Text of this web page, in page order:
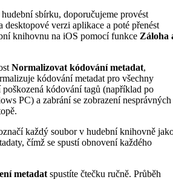
sbírku, doporučujeme provést
desktopové verzi aplikace a poté přenést
knihovnu na iOS pomocí funkce Záloha
Normalizovat kódování metadat,
kódování metadat pro všechny
kódování tagů (například po
PC) a zabrání se zobrazení nesprávných
každý soubor v hudební knihovně
čímž se spustí obnovení každého
metadat spustíte čtečku ručně. Průběh